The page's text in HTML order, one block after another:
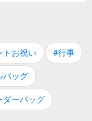
トお祝い #行事
バッグ
ダーバッグ